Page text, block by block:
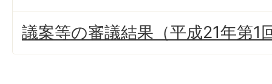
議案等の審議結果（平成21年第1